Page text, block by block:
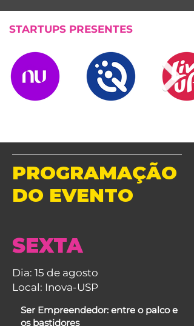
STARTUPS PRESENTES
PROGRAMAÇÃO
DO EVENTO
SEXTA
Dia: 15 de agosto
Local: Inova-USP
Ser Empreendedor: entre o palco e
os bastidores